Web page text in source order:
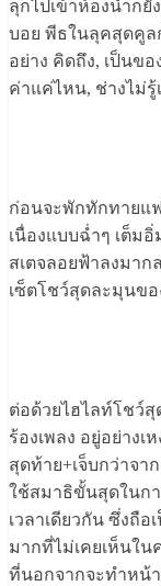
ลุกไปเข้าห้องน้ำก็ยั
บอย พีธในลุคสุดคูล
อย่าง คิดถึง, เป็นข
ค่าแค่ไหน, ช่างไม่รู้
ก่อนจะพักทักทายแฟ
เนื่องแบบฉ่ำๆ เต็ม
สเตจลอยฟ้าลงมาก
เซ็ตโชว์สุดละมุนข
ต่อด้วยไฮไลท์โชว์
ร้องเพลง อยู่อย่างเ
สุดท้าย+เจ็บกว่าจา
ใช้สมาธิขั้นสุดในกา
เวลาเดียวกัน ซึ่งถื
มากที่ไม่เคยเห็นใ
ที่นอกจากจะทำหน้า